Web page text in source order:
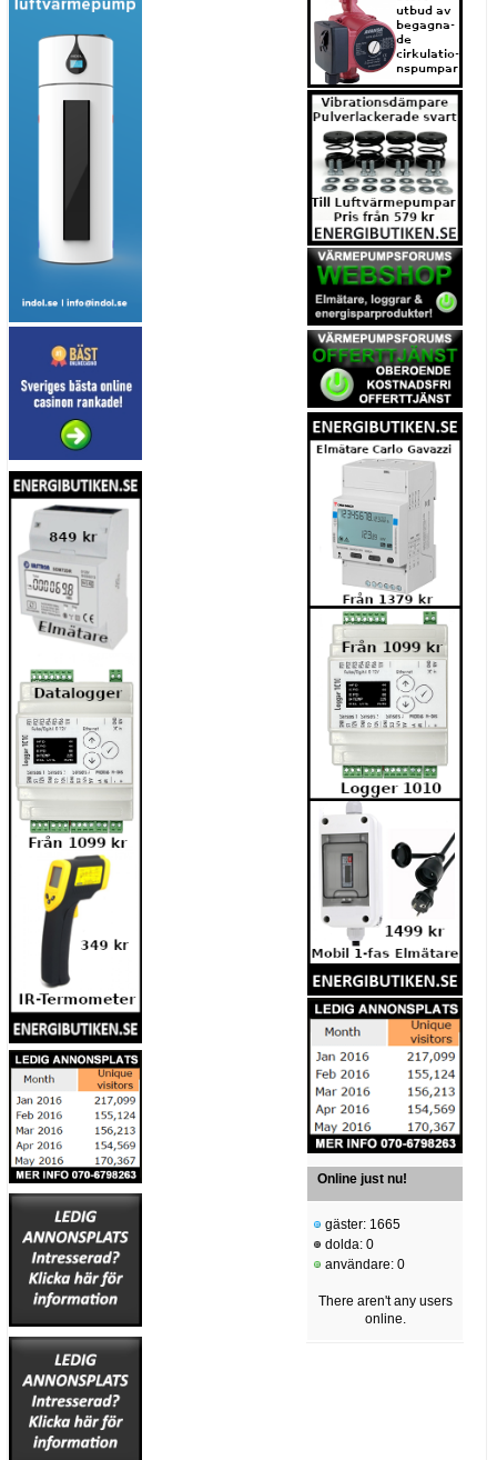
Online just nu!
gäster: 1665
dolda: 0
användare: 0
There aren't any users
online.